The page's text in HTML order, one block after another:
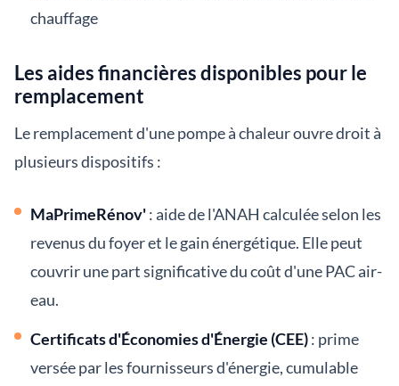
chauffage
Les aides financières disponibles pour le
remplacement
Le remplacement d'une pompe à chaleur ouvre droit à
plusieurs dispositifs :
MaPrimeRénov': aide de l'ANAH calculée selon les
revenus du foyer et le gain énergétique. Elle peut
couvrir une part significative du coût d'une PAC air-
eau.
Certificats d'Économies d'Énergie (CEE): prime
versée par les fournisseurs d'énergie, cumulable